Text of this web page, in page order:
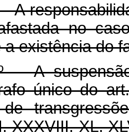
A
no
a existência do
A
único do
de
XXXVIII, XL,